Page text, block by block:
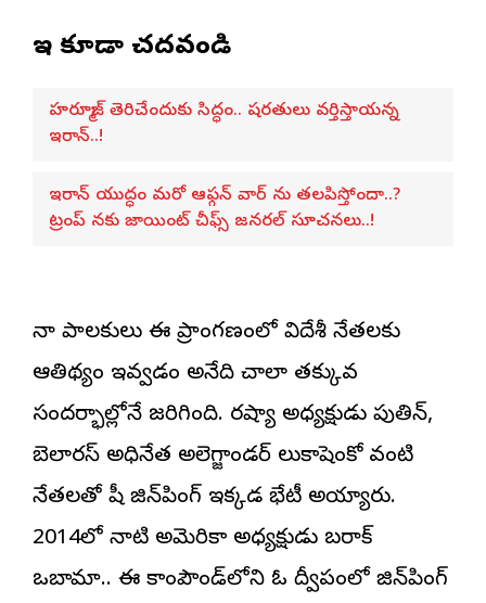
ఇవి కూడా చదవండి
హర్మూజ్ తెరిచేందుకు సిద్ధం.. షరతులు వర్తిస్తాయన్న
ఇరాన్..!
ఇరాన్ యుద్ధం మరో ఆఫ్గన్ వార్ ను తలపిస్తోందా..?
ట్రంప్ నకు జాయింట్ చీఫ్స్ జనరల్ సూచనలు..!
చైనా పాలకులు ఈ ప్రాంగణంలో విదేశీ నేతలకు
ఆతిథ్యం ఇవ్వడం అనేది చాలా తక్కువ
సందర్భాల్లోనే జరిగింది. రష్యా అధ్యక్షుడు పుతిన్‌,
బెలారస్‌ అధినేత అలెగ్జాండర్‌ లుకాషెంకో వంటి
నేతలతో షీ జిన్‌పింగ్‌ ఇక్కడ భేటీ అయ్యారు.
2014లో నాటి అమెరికా అధ్యక్షుడు బరాక్‌
ఒబామా.. ఈ కాంపౌండ్‌లోని ఓ ద్వీపంలో జిన్‌పింగ్‌